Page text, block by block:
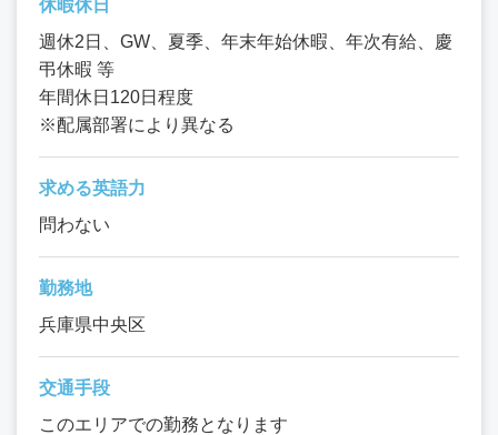
休暇休日
週休2日、GW、夏季、年末年始休暇、年次有給、慶
弔休暇 等
年間休日120日程度
※配属部署により異なる
求める英語力
問わない
勤務地
兵庫県中央区
交通手段
このエリアでの勤務となります